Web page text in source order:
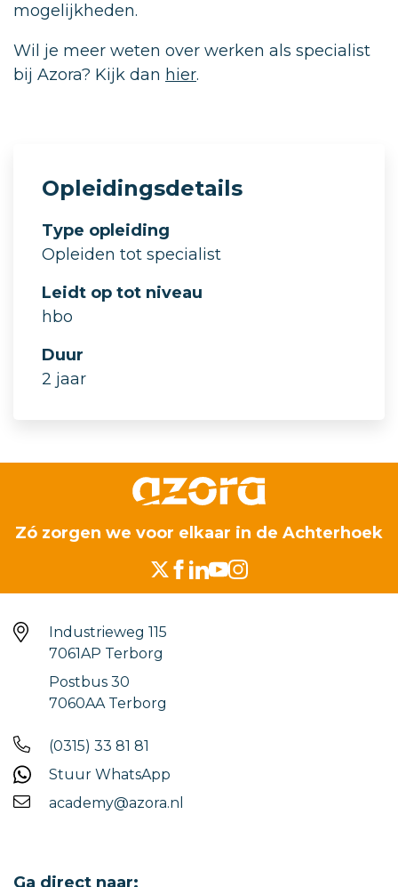
mogelijkheden.
Wil je meer weten over werken als specialist
bij Azora? Kijk dan hier.
Opleidingsdetails
Type opleiding
Opleiden tot specialist
Leidt op tot niveau
hbo
Duur
2 jaar
Zó zorgen we voor elkaar in de Achterhoek
Industrieweg 115
7061AP Terborg
Postbus 30
7060AA Terborg
(0315) 33 81 81
Stuur WhatsApp
academy@azora.nl
Ga direct naar: